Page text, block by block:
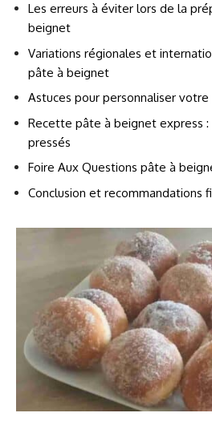
Les erreurs à éviter lors de la
beignet
Variations régionales et
pâte à beignet
Astuces pour personnaliser
Recette pâte à beignet express :
pressés
Foire Aux Questions pâte à
Conclusion et recommandations